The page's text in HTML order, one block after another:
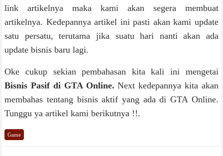
link artikelnya maka kami akan segera membuat
artikelnya. Kedepannya artikel ini pasti akan kami update
satu persatu, terutama jika suatu hari nanti akan ada
update bisnis baru lagi.
Oke cukup sekian pembahasan kita kali ini mengetai
Bisnis Pasif di GTA Online. Next kedepannya kita akan
membahas tentang bisnis aktif yang ada di GTA Online.
Tunggu ya artikel kami berikutnya !!.
Game